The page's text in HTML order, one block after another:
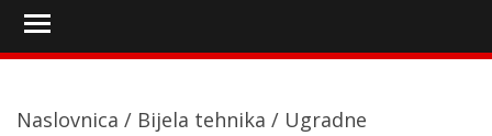
Naslovnica / Bijela tehnika / Ugradne